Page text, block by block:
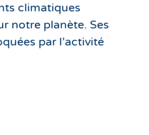
climatiques
notre planète. Ses
par l’activité